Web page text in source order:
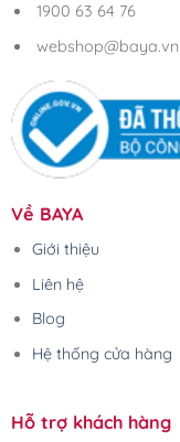
1900 63 64 76
webshop@baya.vn
Về BAYA
Giới thiệu
Liên hệ
Blog
Hệ thống cửa hàng
Hỗ trợ khách hàng